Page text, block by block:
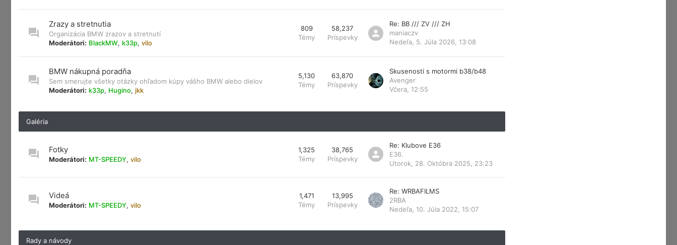
Zrazy a stretnutia
Organizácia BMW zrazov a stretnutí
Moderátori: BlackMW, k33p, vilo
809
Témy
58,237
Príspevky
Re: BB /// ZV /// ZH
maniaczv
Nedeľa, 5. Júla 2026, 13:08
BMW nákupná poradňa
Sem smerujte všetky otázky ohľadom kúpy vášho BMW alebo dielov
Moderátori: k33p, Hugino, jkk
5,130
Témy
63,870
Príspevky
Skusenosti s motormi b38/b48
Avenger
Včera, 12:55
Galéria
Fotky
Moderátori: MT-SPEEDY, vilo
1,325
Témy
38,765
Príspevky
Re: Klubove E36
E36.
Utorok, 28. Októbra 2025, 23:23
Videá
Moderátori: MT-SPEEDY, vilo
1,471
Témy
13,995
Príspevky
Re: WRBAFILMS
2RBA
Nedeľa, 10. Júla 2022, 15:07
Rady a návody